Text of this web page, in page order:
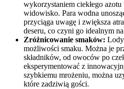
wykorzystaniem ciekłego
widowisko.‍ Para wodna
przyciąga uwagę i zwiększa
deseru, co‌ czyni go idealnym
Zróżnicowanie ‍smaków:
możliwości smaku. Można je
składników, od owoców po
eksperymentować z
szybkiemu mrożeniu, można
które zadziwią gości.